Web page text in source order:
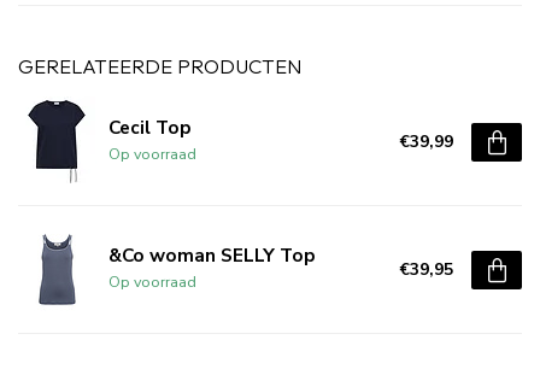
GERELATEERDE PRODUCTEN
Cecil Top
Op voorraad
€39,99
&Co woman SELLY Top
Op voorraad
€39,95